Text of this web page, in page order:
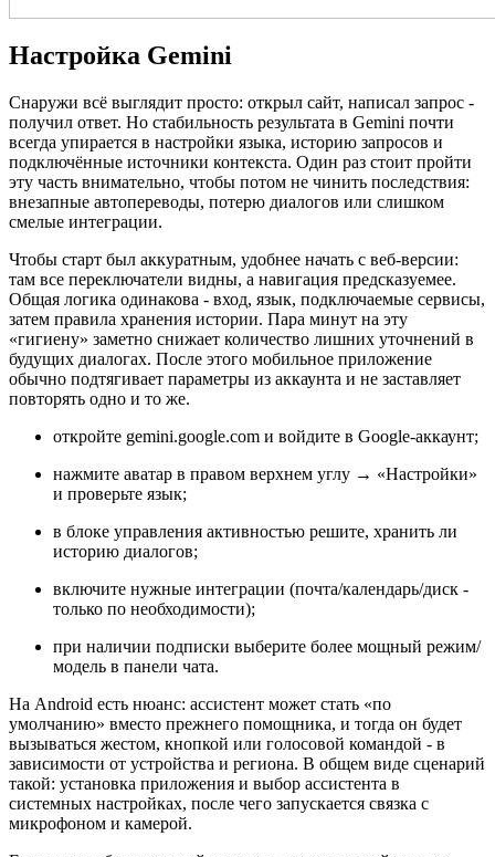
Настройка Gemini
Снаружи всё выглядит просто: открыл сайт, написал запрос -
получил ответ. Но стабильность результата в Gemini почти
всегда упирается в настройки языка, историю запросов и
подключённые источники контекста. Один раз стоит пройти
эту часть внимательно, чтобы потом не чинить последствия:
внезапные автопереводы, потерю диалогов или слишком
смелые интеграции.
Чтобы старт был аккуратным, удобнее начать с веб-версии:
там все переключатели видны, а навигация предсказуемее.
Общая логика одинакова - вход, язык, подключаемые сервисы,
затем правила хранения истории. Пара минут на эту
«гигиену» заметно снижает количество лишних уточнений в
будущих диалогах. После этого мобильное приложение
обычно подтягивает параметры из аккаунта и не заставляет
повторять одно и то же.
откройте gemini.google.com и войдите в Google-аккаунт;
нажмите аватар в правом верхнем углу → «Настройки»
и проверьте язык;
в блоке управления активностью решите, хранить ли
историю диалогов;
включите нужные интеграции (почта/календарь/диск -
только по необходимости);
при наличии подписки выберите более мощный режим/
модель в панели чата.
На Android есть нюанс: ассистент может стать «по
умолчанию» вместо прежнего помощника, и тогда он будет
вызываться жестом, кнопкой или голосовой командой - в
зависимости от устройства и региона. В общем виде сценарий
такой: установка приложения и выбор ассистента в
системных настройках, после чего запускается связка с
микрофоном и камерой.